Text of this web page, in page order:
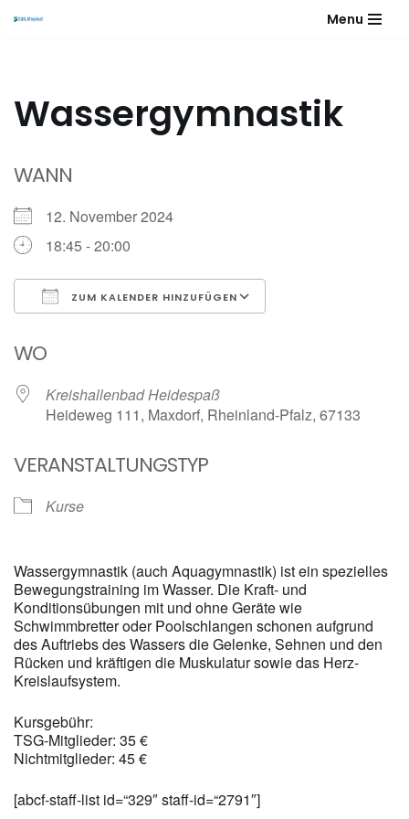
Menu
Wassergymnastik
WANN
12. November 2024
18:45 - 20:00
ZUM KALENDER HINZUFÜGEN
WO
Kreishallenbad Heidespaß
Heideweg 111, Maxdorf, Rheinland-Pfalz, 67133
VERANSTALTUNGSTYP
Kurse
Wassergymnastik (auch Aquagymnastik) ist ein spezielles
Bewegungstraining im Wasser. Die Kraft- und
Konditionsübungen mit und ohne Geräte wie
Schwimmbretter oder Poolschlangen schonen aufgrund
des Auftriebs des Wassers die Gelenke, Sehnen und den
Rücken und kräftigen die Muskulatur sowie das Herz-
Kreislaufsystem.
Kursgebühr:
TSG-Mitglieder: 35 €
Nichtmitglieder: 45 €
[abcf-staff-list id=“329″ staff-id=“2791″]